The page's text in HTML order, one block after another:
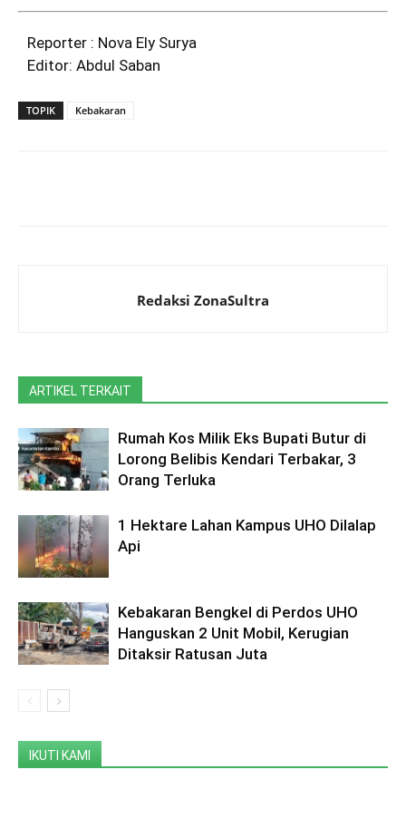
Reporter : Nova Ely Surya
Editor: Abdul Saban
TOPIK Kebakaran
Redaksi ZonaSultra
ARTIKEL TERKAIT
Rumah Kos Milik Eks Bupati Butur di
Lorong Belibis Kendari Terbakar, 3
Orang Terluka
1 Hektare Lahan Kampus UHO Dilalap
Api
Kebakaran Bengkel di Perdos UHO
Hanguskan 2 Unit Mobil, Kerugian
Ditaksir Ratusan Juta
IKUTI KAMI